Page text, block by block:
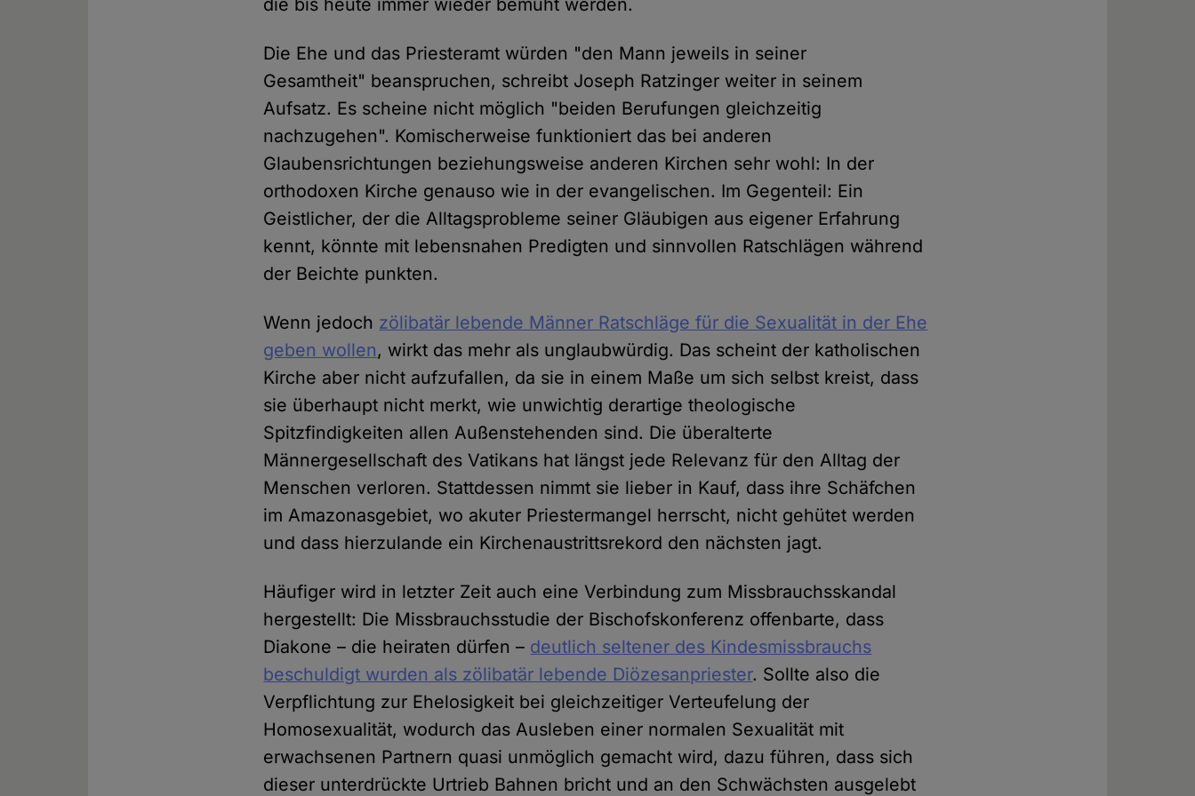
die bis heute immer wieder bemüht werden.
Die Ehe und das Priesteramt würden "den Mann jeweils in seiner
Gesamtheit" beanspruchen, schreibt Joseph Ratzinger weiter in seinem
Aufsatz. Es scheine nicht möglich "beiden Berufungen gleichzeitig
nachzugehen". Komischerweise funktioniert das bei anderen
Glaubensrichtungen beziehungsweise anderen Kirchen sehr wohl: In der
orthodoxen Kirche genauso wie in der evangelischen. Im Gegenteil: Ein
Geistlicher, der die Alltagsprobleme seiner Gläubigen aus eigener Erfahrung
kennt, könnte mit lebensnahen Predigten und sinnvollen Ratschlägen während
der Beichte punkten.
Wenn jedoch zölibatär lebende Männer Ratschläge für die Sexualität in der Ehe
geben wollen, wirkt das mehr als unglaubwürdig. Das scheint der katholischen
Kirche aber nicht aufzufallen, da sie in einem Maße um sich selbst kreist, dass
sie überhaupt nicht merkt, wie unwichtig derartige theologische
Spitzfindigkeiten allen Außenstehenden sind. Die überalterte
Männergesellschaft des Vatikans hat längst jede Relevanz für den Alltag der
Menschen verloren. Stattdessen nimmt sie lieber in Kauf, dass ihre Schäfchen
im Amazonasgebiet, wo akuter Priestermangel herrscht, nicht gehütet werden
und dass hierzulande ein Kirchenaustrittsrekord den nächsten jagt.
Häufiger wird in letzter Zeit auch eine Verbindung zum Missbrauchsskandal
hergestellt: Die Missbrauchsstudie der Bischofskonferenz offenbarte, dass
Diakone – die heiraten dürfen – deutlich seltener des Kindesmissbrauchs
beschuldigt wurden als zölibatär lebende Diözesanpriester. Sollte also die
Verpflichtung zur Ehelosigkeit bei gleichzeitiger Verteufelung der
Homosexualität, wodurch das Ausleben einer normalen Sexualität mit
erwachsenen Partnern quasi unmöglich gemacht wird, dazu führen, dass sich
dieser unterdrückte Urtrieb Bahnen bricht und an den Schwächsten ausgelebt